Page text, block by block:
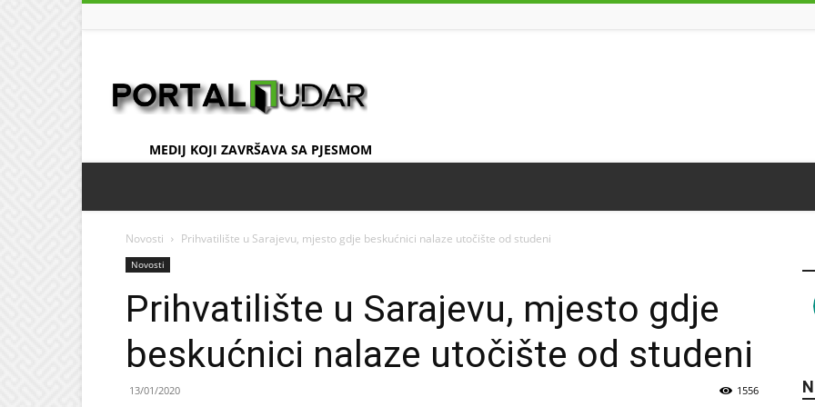
MEDIJ KOJI ZAVRŠAVA SA PJESMOM
Novosti Prihvatilište u Sarajevu, mjesto gdje beskućnici nalaze utočište od studeni
Novosti
Prihvatilište u Sarajevu, mjesto gdje
beskućnici nalaze utočište od studeni
13/01/2020 1556